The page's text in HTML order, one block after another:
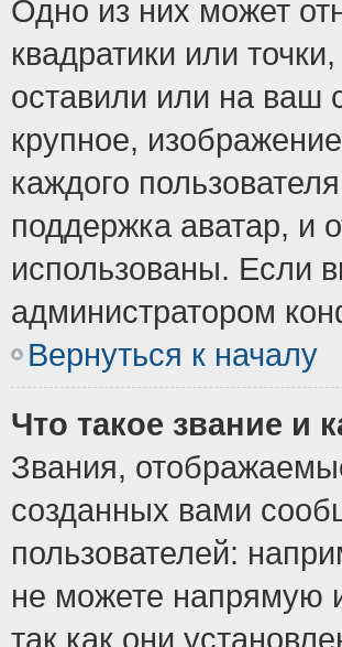
Одно из них может
квадратики или
оставили или на ваш
крупное,
каждого
поддержка аватар, и
использованы. Если
администратором
Вернуться к началу
Что такое звание и
Звания,
созданных вами
пользователей:
не можете напрямую
так как они